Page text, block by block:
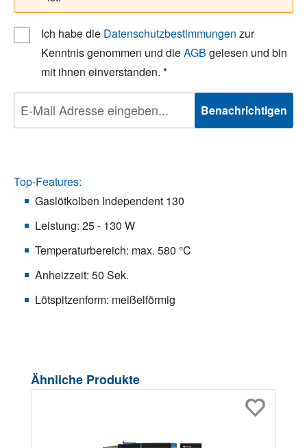
Ich habe die Datenschutzbestimmungen zur
Kenntnis genommen und dieAGB gelesen und bin
mit ihnen einverstanden. *
Benachrichtigen
Top-Features:
Gaslötkolben Independent 130
Leistung: 25 - 130 W
Temperaturbereich: max. 580 °C
Anheizzeit: 50 Sek.
Lötspitzenform: meißelförmig
Produktgalerie überspringen
Ähnliche Produkte